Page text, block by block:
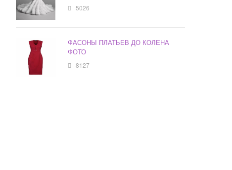
5026
ФАСОНЫ ПЛАТЬЕВ ДО КОЛЕНА
ФОТО
8127